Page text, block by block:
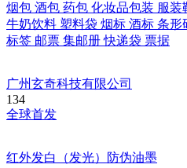
烟包 酒包 药包 化妆品包装 服装
牛奶饮料 塑料袋 烟标 酒标 条形
标签 邮票 集邮册 快递袋 票据
广州玄奇科技有限公司
134
全球首发
红外发白（发光）防伪油墨